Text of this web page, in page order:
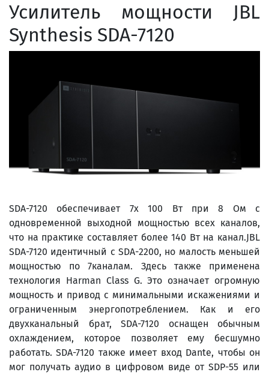
Усилитель мощности JBL
Synthesis SDA-7120
SDA-7120 обеспечивает 7x 100 Вт при 8 Ом с
одновременной выходной мощностью всех каналов,
что на практике составляет более 140 Вт на канал.JBL
SDA-7120 идентичный с SDA-2200, но малость меньшей
мощностью по 7каналам. Здесь также применена
технология Harman Class G. Это означает огромную
мощность и привод с минимальными искажениями и
ограниченным энергопотреблением. Как и его
двухканальный брат, SDA-7120 оснащен обычным
охлаждением, которое позволяет ему бесшумно
работать. SDA-7120 также имеет вход Dante, чтобы он
мог получать аудио в цифровом виде от SDP-55 или